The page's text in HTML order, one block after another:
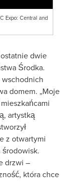
Expo: Central and
dwie
Środka.
domem. „Moje
artystką
z otwartymi
drzwi –
która chce